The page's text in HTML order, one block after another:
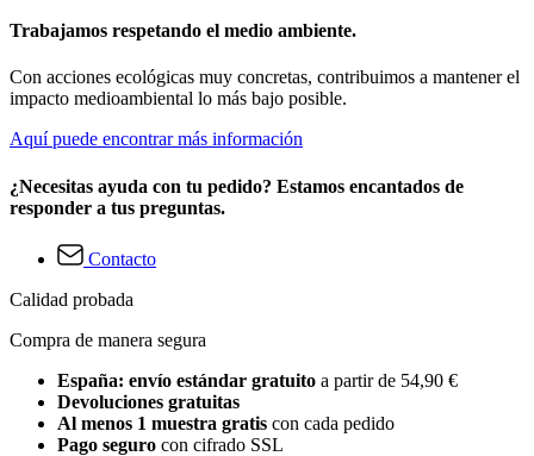
Trabajamos respetando el medio ambiente.
Con acciones ecológicas muy concretas, contribuimos a mantener el
impacto medioambiental lo más bajo posible.
Aquí puede encontrar más información
¿Necesitas ayuda con tu pedido? Estamos encantados de
responder a tus preguntas.
Contacto
Calidad probada
Compra de manera segura
España: envío estándar gratuito a partir de 54,90 €
Devoluciones gratuitas
Al menos 1 muestra gratis con cada pedido
Pago seguro con cifrado SSL